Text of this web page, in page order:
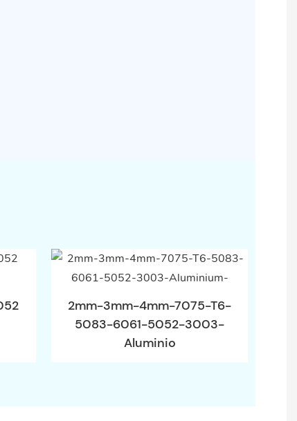
2mm-3mm-4mm-7075-T6-
5083-6061-5052-3003-
Aluminio